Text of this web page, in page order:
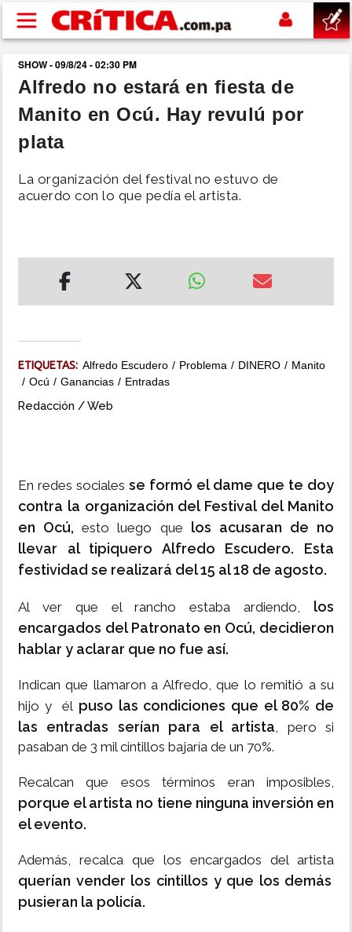
Pasar al contenido principal
buscar
SUCESOS
POLÍTICA
DEPORTES
INSÓLITAS
SHOW - 09/8/24 - 02:30 PM
Alfredo no estará en fiesta de
Manito en Ocú. Hay revulú por
plata
La organización del festival no estuvo de
acuerdo con lo que pedía el artista.
ETIQUETAS: Alfredo Escudero Problema DINERO
Manito
Ocú
Ganancias Entradas
Redacción / Web
En redes sociales se formó el dame que te doy
contra la organización del Festival del Manito
en Ocú, esto luego que los acusaran de no
llevar al tipiquero Alfredo Escudero. Esta
festividad se realizará del 15 al 18 de agosto.
Al ver que el rancho estaba ardiendo, los
encargados del Patronato en Ocú, decidieron
hablar y aclarar que no fue así.
Indican que llamaron a Alfredo, que lo remitió a su
hijo y él puso las condiciones que el 80% de
las entradas serían para el artista, pero si
pasaban de 3 mil cintillos bajaría de un 70%.
Recalcan que esos términos eran imposibles,
porque el artista no tiene ninguna inversión en
el evento.
Además, recalca que los encargados del artista
querían vender los cintillos y que los demás
pusieran la policía.